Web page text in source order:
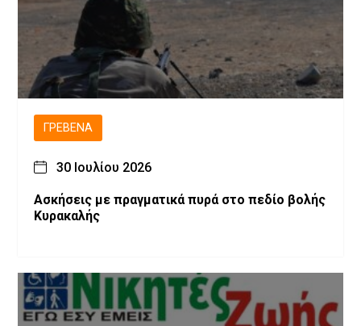
ΓΡΕΒΕΝΆ
30 Ιουλίου 2026
Ασκήσεις με πραγματικά πυρά στο πεδίο βολής
Κυρακαλής